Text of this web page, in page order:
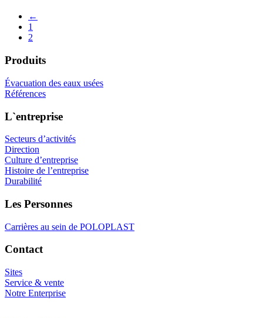
←
1
2
Produits
Évacuation des eaux usées
Références
L`entreprise
Secteurs d’activités
Direction
Culture d’entreprise
Histoire de l’entreprise
Durabilité
Les Personnes
Carrières au sein de POLOPLAST
Contact
Sites
Service & vente
Notre Enterprise